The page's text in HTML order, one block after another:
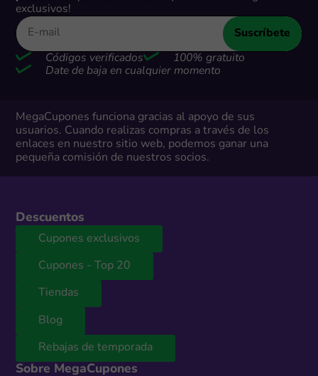
exclusivos!
Suscríbete
Códigos verificados
100% gratuito
Date de baja en cualquier momento
MegaCupones funciona gracias al apoyo de sus
usuarios. Cuando realizas compras a través de los
enlaces en nuestro sitio web, podemos ganar una
pequeña comisión de nuestros socios.
Descuentos
Cupones exclusivos
Cupones - Top 20
Tiendas
Blog
Rebajas de temporada
Sobre MegaCupones